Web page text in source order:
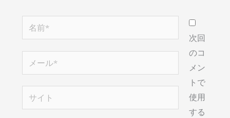
前
*
ー
ル
イ
次回
のコ
メン
トで
使用
する